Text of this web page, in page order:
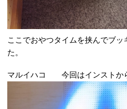
ここでおやつタイムを挟んでブッ
た。
マルイハコ 今回はインストから